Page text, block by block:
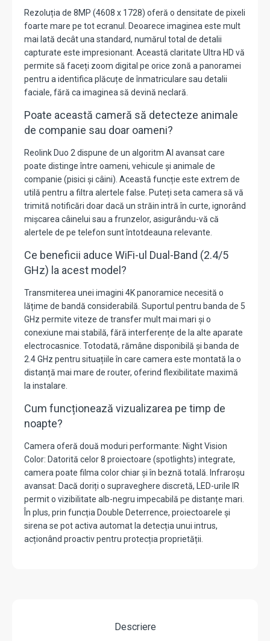
Rezoluția de 8MP (4608 x 1728) oferă o densitate de pixeli
foarte mare pe tot ecranul. Deoarece imaginea este mult
mai lată decât una standard, numărul total de detalii
capturate este impresionant. Această claritate Ultra HD vă
permite să faceți zoom digital pe orice zonă a panoramei
pentru a identifica plăcuțe de înmatriculare sau detalii
faciale, fără ca imaginea să devină neclară.
Poate această cameră să detecteze animale
de companie sau doar oameni?
Reolink Duo 2 dispune de un algoritm AI avansat care
poate distinge între oameni, vehicule și animale de
companie (pisici și câini). Această funcție este extrem de
utilă pentru a filtra alertele false. Puteți seta camera să vă
trimită notificări doar dacă un străin intră în curte, ignorând
mișcarea câinelui sau a frunzelor, asigurându-vă că
alertele de pe telefon sunt întotdeauna relevante.
Ce beneficii aduce WiFi-ul Dual-Band (2.4/5
GHz) la acest model?
Transmiterea unei imagini 4K panoramice necesită o
lățime de bandă considerabilă. Suportul pentru banda de 5
GHz permite viteze de transfer mult mai mari și o
conexiune mai stabilă, fără interferențe de la alte aparate
electrocasnice. Totodată, rămâne disponibilă și banda de
2.4 GHz pentru situațiile în care camera este montată la o
distanță mai mare de router, oferind flexibilitate maximă
la instalare.
Cum funcționează vizualizarea pe timp de
noapte?
Camera oferă două moduri performante: Night Vision
Color: Datorită celor 8 proiectoare (spotlights) integrate,
camera poate filma color chiar și în beznă totală. Infraroșu
avansat: Dacă doriți o supraveghere discretă, LED-urile IR
permit o vizibilitate alb-negru impecabilă pe distanțe mari.
În plus, prin funcția Double Deterrence, proiectoarele și
sirena se pot activa automat la detecția unui intrus,
acționând proactiv pentru protecția proprietății.
Descriere